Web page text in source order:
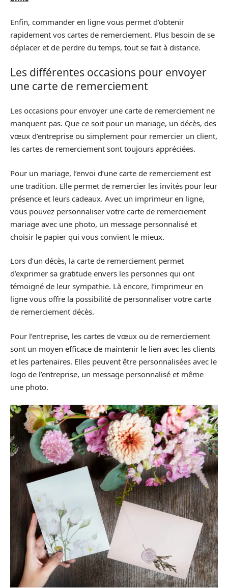
Enfin, commander en ligne vous permet d’obtenir
rapidement vos cartes de remerciement. Plus besoin de se
déplacer et de perdre du temps, tout se fait à distance.
Les différentes occasions pour envoyer
une carte de remerciement
Les occasions pour envoyer une carte de remerciement ne
manquent pas. Que ce soit pour un mariage, un décès, des
vœux d’entreprise ou simplement pour remercier un client,
les cartes de remerciement sont toujours appréciées.
Pour un mariage, l’envoi d’une carte de remerciement est
une tradition. Elle permet de remercier les invités pour leur
présence et leurs cadeaux. Avec un imprimeur en ligne,
vous pouvez personnaliser votre carte de remerciement
mariage avec une photo, un message personnalisé et
choisir le papier qui vous convient le mieux.
Lors d’un décès, la carte de remerciement permet
d’exprimer sa gratitude envers les personnes qui ont
témoigné de leur sympathie. Là encore, l’imprimeur en
ligne vous offre la possibilité de personnaliser votre carte
de remerciement décès.
Pour l’entreprise, les cartes de vœux ou de remerciement
sont un moyen efficace de maintenir le lien avec les clients
et les partenaires. Elles peuvent être personnalisées avec le
logo de l’entreprise, un message personnalisé et même
une photo.